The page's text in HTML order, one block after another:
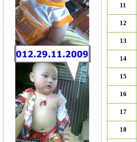
11
12
13
14
15
16
17
18